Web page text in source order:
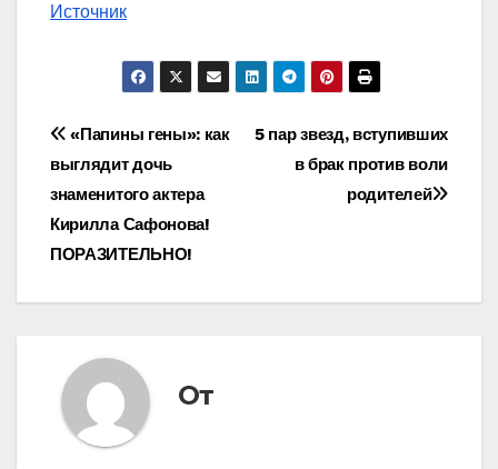
Источник
Навигация
по
записям
5 пар звезд, вступивших
в брак против воли
родителей
«Папины гены»: как
выглядит дочь
знаменитого актера
Кирилла Сафонова!
ПОРАЗИТЕЛЬНО!
От